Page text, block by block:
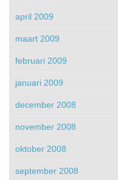
april 2009
maart 2009
februari 2009
januari 2009
december 2008
november 2008
oktober 2008
september 2008